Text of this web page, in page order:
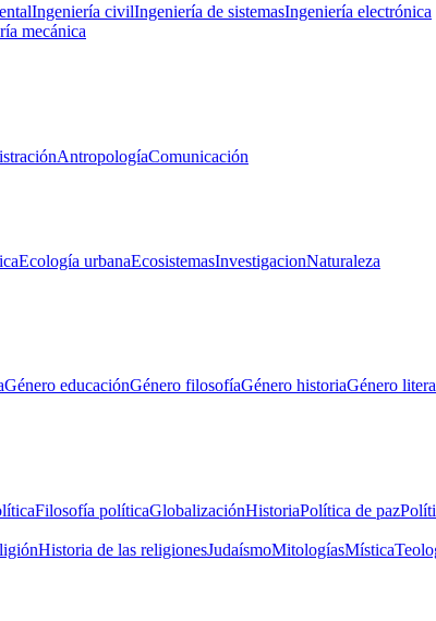
Ingeniería civilIngeniería de sistemasIngeniería electrónica
mecánica
AntropologíaComunicación
Ecología urbanaEcosistemasInvestigacionNaturaleza
Género educaciónGénero filosofíaGénero historiaGénero
Filosofía políticaGlobalizaciónHistoriaPolítica de paz
Historia de las religionesJudaísmoMitologíasMística